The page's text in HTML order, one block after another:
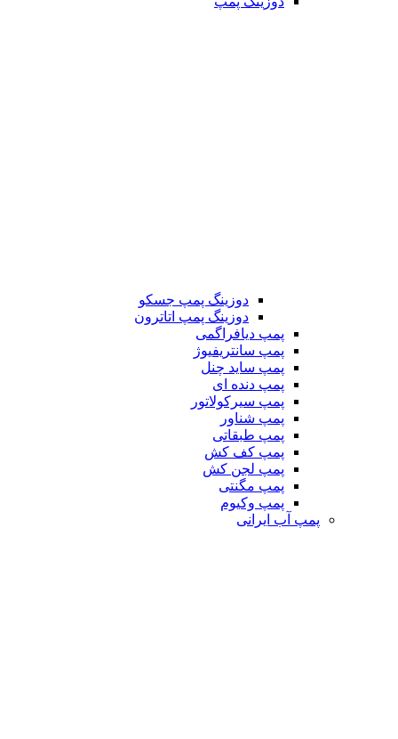
دوزینگ پمپ جسکو
دوزینگ پمپ اتاترون
پمپ دیافراگمی
پمپ سانتریفیوژ
پمپ ساید چنل
پمپ دنده ای
پمپ سیرکولاتور
پمپ شناور
پمپ طبقاتی
پمپ کف کش
پمپ لجن کش
پمپ مگنتی
پمپ وکیوم
پمپ آب ایرانی